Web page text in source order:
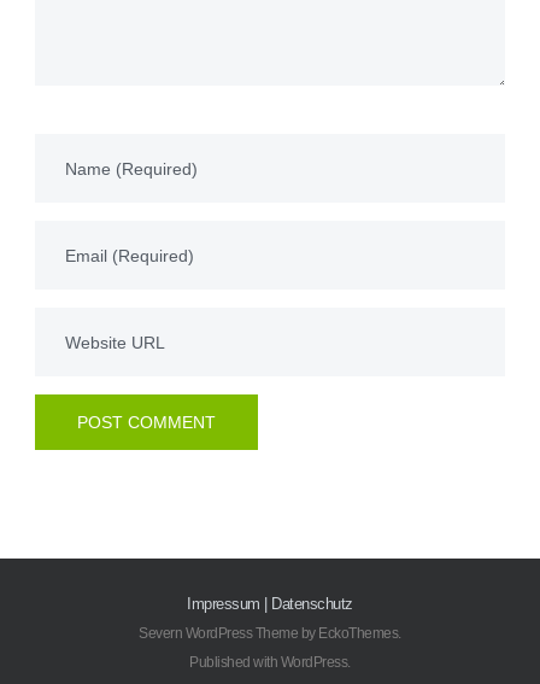
Impressum Datenschutz
Severn WordPress Theme by EckoThemes.
Published with WordPress.